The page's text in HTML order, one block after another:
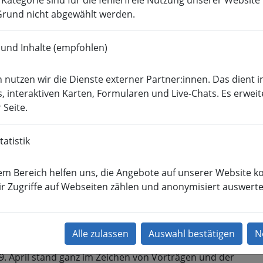
Wirtschafts­ingenieur­
2026
Mittweidaer Talsperrentag
und 29. April 2026 trafen sich insgesamt 132 Teilnehmer
April fand eine Exkursion zur Talsperre Lichtenberg auf
der Landestalsperrenverwaltung Sachsen statt.
am der Hochschule boten sich
zum Gedankenaustausch.
April stand ganz im Zeichen von Vorträgen und der
nicht abgewählt werden.
Inhalte (empfohlen)
nutzen wir die Dienste externer Partner:innen. Das dient
interaktiven Karten, Formularen und Live-Chats. Es
Bereich helfen uns, die Angebote auf unserer Website
Zugriffe auf Webseiten zählen und anonymisiert